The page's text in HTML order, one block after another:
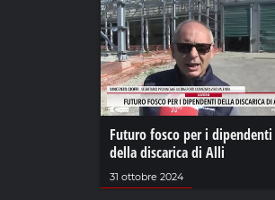
Futuro fosco per i dipendenti
della discarica di Alli
31 ottobre 2024